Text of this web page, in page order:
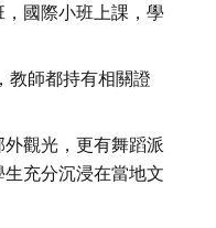
國際小班上課，學
教師都持有相關證
觀光，更有舞蹈派
充分沉浸在當地文